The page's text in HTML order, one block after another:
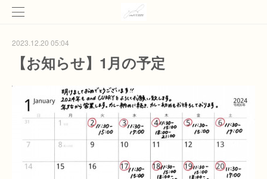
2023.12.20 05:04
【お知らせ】1月の予定